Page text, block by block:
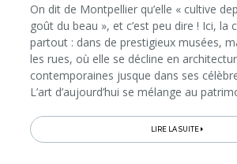
On dit de Montpellier qu’elle « cultive
goût du beau », et c’est peu dire ! Ici, la
partout : dans de prestigieux musées,
les rues, où elle se décline en
contemporaines jusque dans ses
L’art d’aujourd’hui se mélange au
LIRE LA SUITE